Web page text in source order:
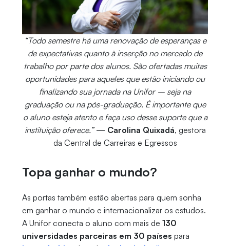
“Todo semestre há uma renovação de esperanças e
de expectativas quanto à inserção no mercado de
trabalho por parte dos alunos. São ofertadas muitas
oportunidades para aqueles que estão iniciando ou
finalizando sua jornada na Unifor – seja na
graduação ou na pós-graduação. É importante que
o aluno esteja atento e faça uso desse suporte que a
instituição oferece.”— Carolina Quixadá, gestora
da Central de Carreiras e Egressos
Topa ganhar o mundo?
As portas também estão abertas para quem sonha
em ganhar o mundo e internacionalizar os estudos.
A Unifor conecta o aluno com mais de 130
universidades parceiras em 30 países para